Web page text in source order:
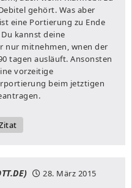
gehört. Was aber
eine Portierung zu Ende
kannst deine
nur mitnehmen, wnen der
tagen ausläuft. Ansonsten
vorzeitige
beim jetztigen
28. März 2015